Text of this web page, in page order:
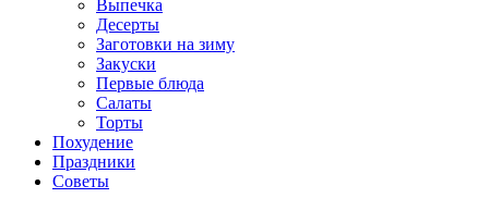
Выпечка
Десерты
Заготовки на зиму
Закуски
Первые блюда
Салаты
Торты
Похудение
Праздники
Советы